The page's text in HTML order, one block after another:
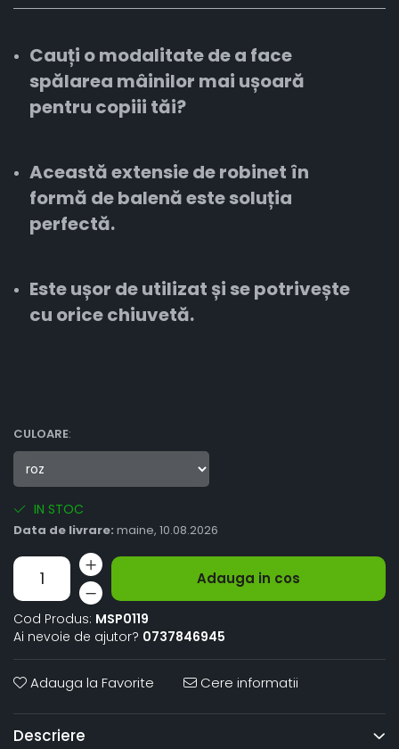
Cauți o modalitate de a face
spălarea mâinilor mai ușoară
pentru copiii tăi?
Această extensie de robinet în
formă de balenă este soluția
perfectă.
Este ușor de utilizat și se potrivește
cu orice chiuvetă.
CULOARE:
IN STOC
Data de livrare: maine, 10.08.2026
Adauga in cos
Cod Produs: MSP0119
Ai nevoie de ajutor? 0737846945
Adauga la Favorite Cere informatii
Descriere